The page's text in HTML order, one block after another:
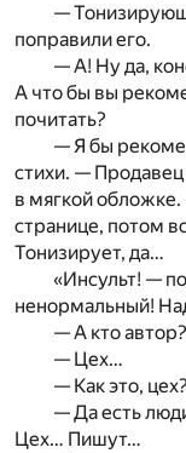
—
поправили его.
— А! Ну да,
А что бы вы
почитать?
— Я бы
стихи. — Продавец
в мягкой обложке.
странице, потом
Тонизирует, да…
«Инсульт! —
ненормальный!
— А кто
— Цех…
— Как это,
— Да есть
Цех… Пишут…